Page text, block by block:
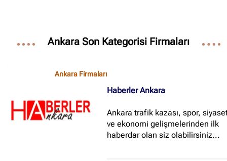
Ankara Son Kategorisi Firmaları
Ankara Firmaları
Haberler Ankara
Ankara trafik kazası, spor,
ve ekonomi gelişmelerinden ilk
haberdar olan siz olabilirsiniz...
İçerik grupları
İstanbul Firmaları
İzmir Firmaları
(178)